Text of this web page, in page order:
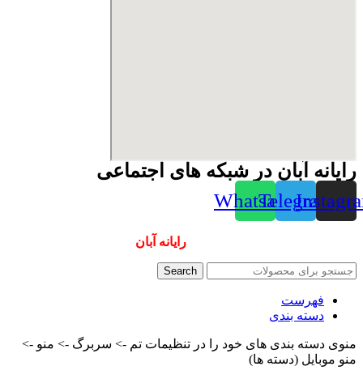
رایانه آبان در شبکه های اجتماعی
Telegram
Whatsapp
رایانه آبان
Search
فهرست
دسته بندی
منوی دسته بندی های خود را در تنظیمات تم -> سربرگ -> منو ->
منو موبایل (دسته ها)